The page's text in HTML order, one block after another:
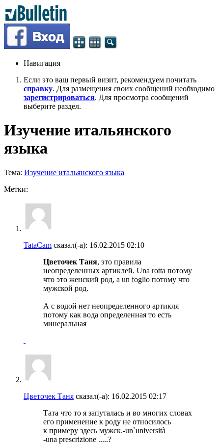
Навигация
Если это ваш первый визит, рекомендуем почитать
справку. Для размещения своих сообщений необходимо
зарегистрироваться. Для просмотра сообщений
выберите раздел.
Изучение итальянского
языка
Тема: Изучение итальянского языка
Метки:
TataCam сказал(-а): 16.02.2015 02:10
Цветочек Таня, это правила
неопределенных артиклей. Una rotta потому
что это женский род, а un foglio потому что
мужской род.
А с водой нет неопределенного артикля
потому как вода определенная то есть
минеральная
Цветочек Таня сказал(-а): 16.02.2015 02:17
Тата что то я запуталась и во многих словах
его применение к роду не относилось
к примеру здесь мужск.-un`università
-una prescrizione .....?